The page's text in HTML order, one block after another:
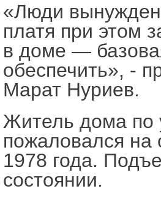
«Люди
платя при этом
в доме —
обеспечить», -
Марат Нуриев.
Житель дома по
пожаловался на
1978 года.
состоянии.